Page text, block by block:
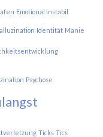
Emotional instabil
Identität Manie
Psychose
Ticks Tics